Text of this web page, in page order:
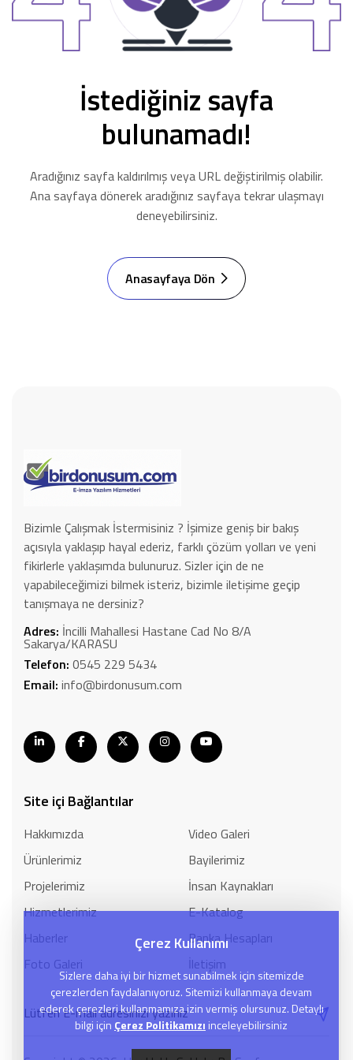
İstediğiniz sayfa
bulunamadı!
Aradığınız sayfa kaldırılmış veya URL değiştirilmiş olabilir.
Ana sayfaya dönerek aradığınız sayfaya tekrar ulaşmayı
deneyebilirsiniz.
Anasayfaya Dön
Bizimle Çalışmak İstermisiniz ? İşimize geniş bir bakış
açısıyla yaklaşıp hayal ederiz, farklı çözüm yolları ve yeni
fikirlerle yaklaşımda bulunuruz. Sizler için de ne
yapabileceğimizi bilmek isteriz, bizimle iletişime geçip
tanışmaya ne dersiniz?
Adres: İncilli Mahallesi Hastane Cad No 8/A
Sakarya/KARASU
Telefon: 0545 229 5434
Email: info@birdonusum.com
Site içi Bağlantılar
Hakkımızda
Ürünlerimiz
Projelerimiz
Hizmetlerimiz
Haberler
Foto Galeri
Video Galeri
Bayilerimiz
İnsan Kaynakları
E-Katalog
Banka Hesapları
İletişim
Çerez Kullanımı
Sizlere daha iyi bir hizmet sunabilmek için sitemizde
çerezlerden faydalanıyoruz. Sitemizi kullanmaya devam
ederek çerezleri kullanmamıza izin vermiş olursunuz. Detaylı
bilgi için Çerez Politikamızı inceleyebilirsiniz